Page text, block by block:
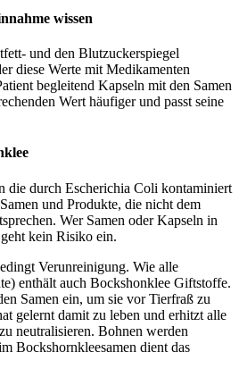
wissen
und den Blutzuckerspiegel
diese Werte mit Medikamenten
begleitend Kapseln mit den Samen
Wert häufiger und passt seine
die durch Escherichia Coli kontaminiert
und Produkte, die nicht dem
Wer Samen oder Kapseln in
kein Risiko ein.
Verunreinigung. Wie alle
enthält auch Bockshonklee Giftstoffe.
Samen ein, um sie vor Tierfraß zu
gelernt damit zu leben und erhitzt alle
neutralisieren. Bohnen werden
Bockshornkleesamen dient das